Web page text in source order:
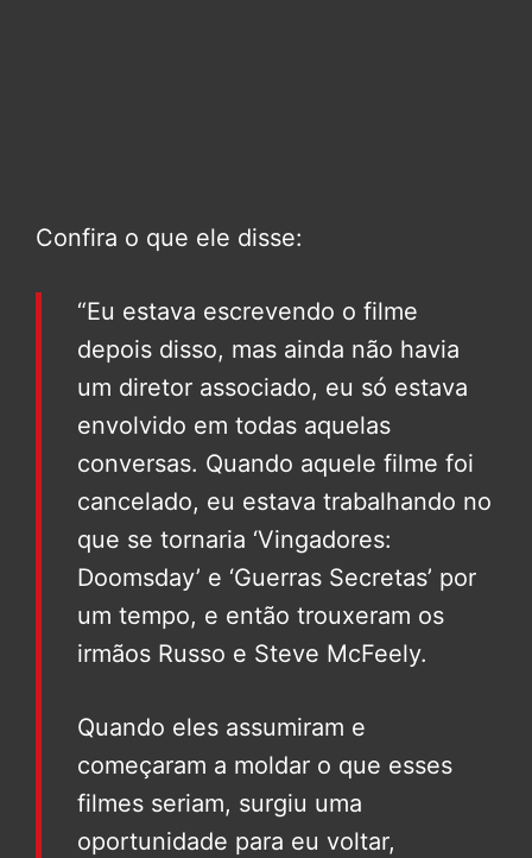
Confira o que ele disse:
“Eu estava escrevendo o filme
depois disso, mas ainda não havia
um diretor associado, eu só estava
envolvido em todas aquelas
conversas. Quando aquele filme foi
cancelado, eu estava trabalhando no
que se tornaria ‘Vingadores:
Doomsday’ e ‘Guerras Secretas’ por
um tempo, e então trouxeram os
irmãos Russo e Steve McFeely.
Quando eles assumiram e
começaram a moldar o que esses
filmes seriam, surgiu uma
oportunidade para eu voltar,